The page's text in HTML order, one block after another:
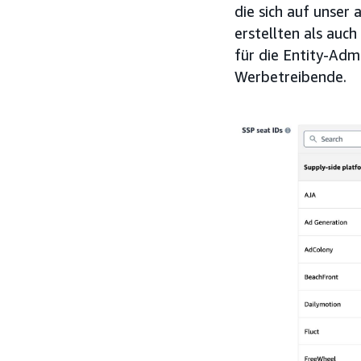
die sich auf unser
erstellten als
für die Entity-
Werbetreibende.